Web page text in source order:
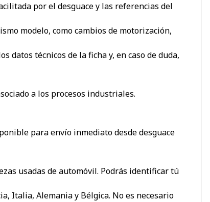
por el desguace y las referencias del
modelo, como cambios de motorización,
datos técnicos de la ficha y, en caso de duda,
a los procesos industriales.
para envío inmediato desde desguace
usadas de automóvil. Podrás identificar tú
Italia, Alemania y Bélgica. No es necesario